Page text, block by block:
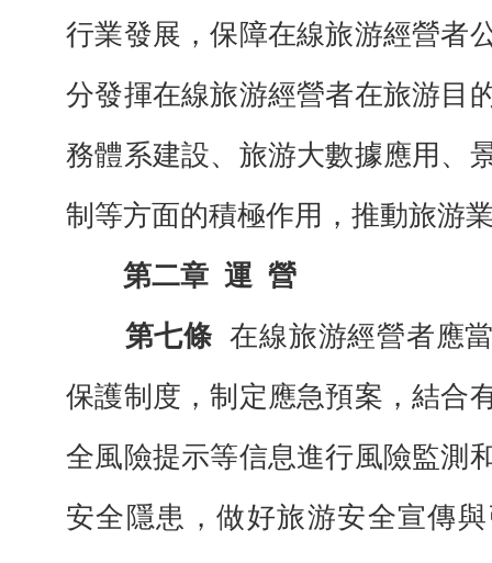
行業發展，保障在線旅游經營者
分發揮在線旅游經營者在旅游目
務體系建設、旅游大數據應用、
制等方面的積極作用，推動旅游
第二章 運 營
第七條 在線旅游經營者應
保護制度，制定應急預案，結合
全風險提示等信息進行風險監測
安全隱患，做好旅游安全宣傳